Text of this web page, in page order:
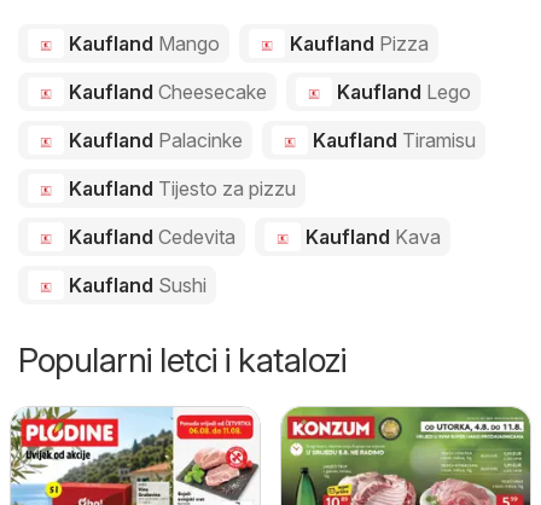
Kaufland Mango Kaufland Pizza
Kaufland Cheesecake Kaufland Lego
Kaufland Palacinke Kaufland Tiramisu
Kaufland Tijesto za pizzu
Kaufland Cedevita Kaufland Kava
Kaufland Sushi
Popularni letci i katalozi